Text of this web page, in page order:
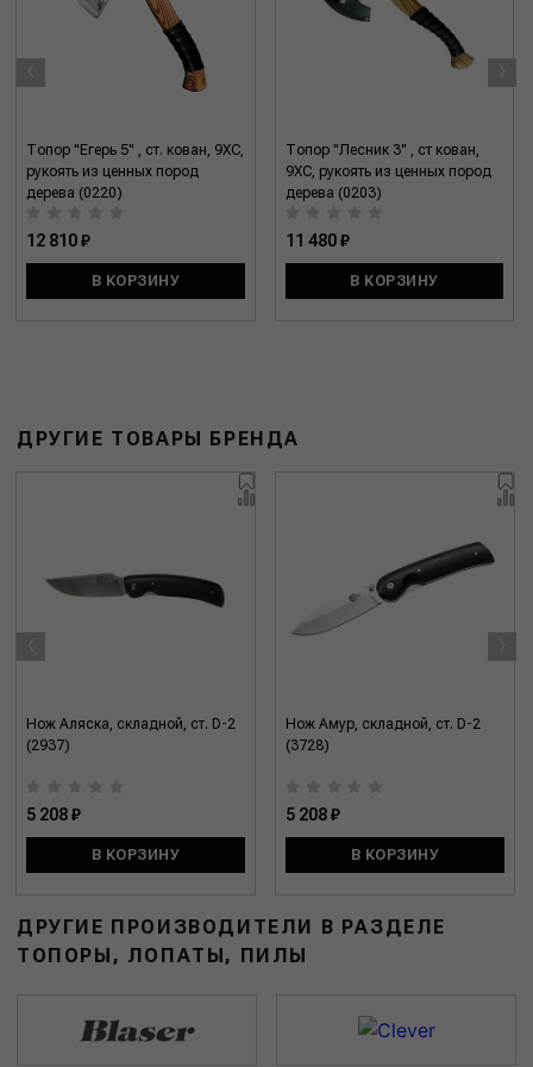
Топор "Егерь 5" , ст. кован, 9ХС,
рукоять из ценных пород
дерева (0220)
12 810 ₽
В КОРЗИНУ
Топор "Лесник 3" , ст кован,
9ХС, рукоять из ценных пород
дерева (0203)
11 480 ₽
В КОРЗИНУ
‹ ›
ДРУГИЕ ТОВАРЫ БРЕНДА
Нож Аляска, складной, ст. D-2
(2937)
5 208 ₽
В КОРЗИНУ
Нож Амур, складной, ст. D-2
(3728)
5 208 ₽
В КОРЗИНУ
‹ ›
ДРУГИЕ ПРОИЗВОДИТЕЛИ В РАЗДЕЛЕ
ТОПОРЫ, ЛОПАТЫ, ПИЛЫ